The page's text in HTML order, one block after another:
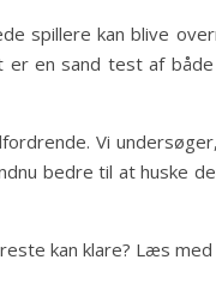
spillere kan blive
er en sand test af
Vi
bedre til at huske
kan klare? Læs